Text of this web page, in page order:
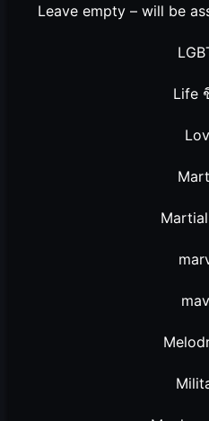
Leave empty – will be
Life